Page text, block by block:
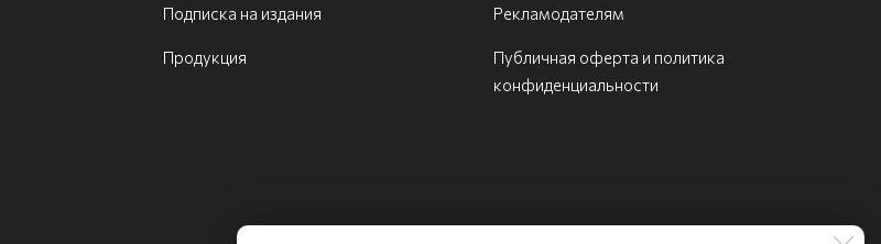
Подписка на издания
Продукция
Рекламодателям
Публичная оферта и политика
конфиденциальности